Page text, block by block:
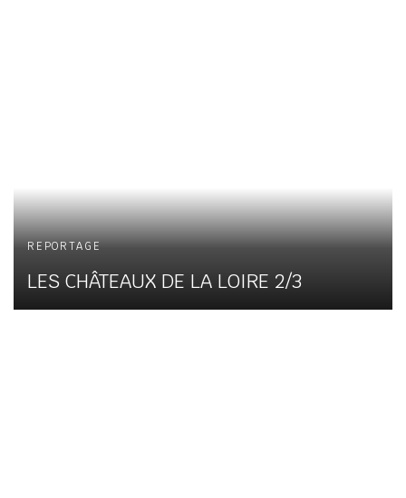
REPORTAGE
LES CHÂTEAUX DE LA LOIRE 2/3